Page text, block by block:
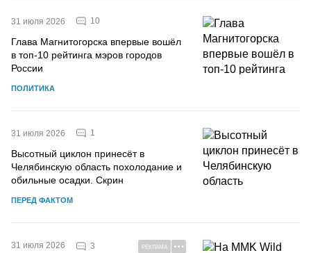
31 июля 2026 10
Глава Магнитогорска впервые вошёл
в топ-10 рейтинга мэров городов
России
ПОЛИТИКА
31 июля 2026 1
Высотный циклон принесёт в
Челябинскую область похолодание и
обильные осадки. Скрин
ПЕРЕД ФАКТОМ
31 июля 2026 3 РЕКЛАМА